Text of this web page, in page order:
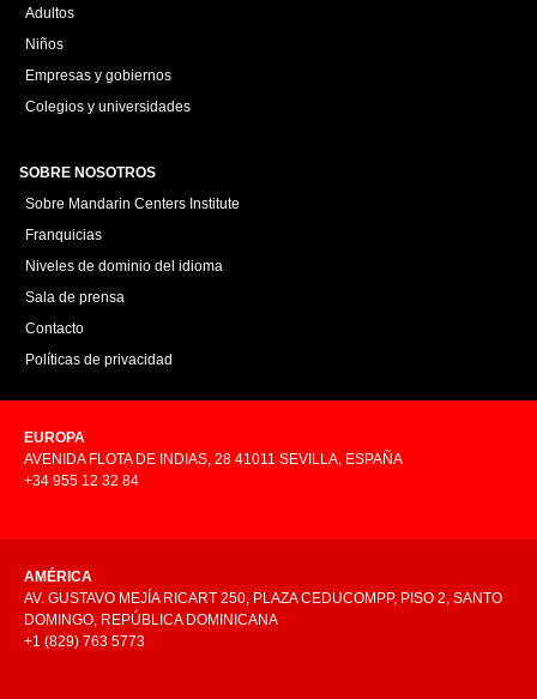
Adultos
Niños
Empresas y gobiernos
Colegios y universidades
SOBRE NOSOTROS
Sobre Mandarin Centers Institute
Franquicias
Niveles de dominio del idioma
Sala de prensa
Contacto
Políticas de privacidad
EUROPA
AVENIDA FLOTA DE INDIAS, 28 41011 SEVILLA, ESPAÑA
+34 955 12 32 84
AMÉRICA
AV. GUSTAVO MEJÍA RICART 250, PLAZA CEDUCOMPP, PISO 2, SANTO
DOMINGO, REPÚBLICA DOMINICANA
+1 (829) 763 5773